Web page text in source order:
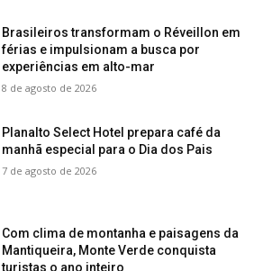
Brasileiros transformam o Réveillon em
férias e impulsionam a busca por
experiências em alto-mar
8 de agosto de 2026
Planalto Select Hotel prepara café da
manhã especial para o Dia dos Pais
7 de agosto de 2026
Com clima de montanha e paisagens da
Mantiqueira, Monte Verde conquista
turistas o ano inteiro